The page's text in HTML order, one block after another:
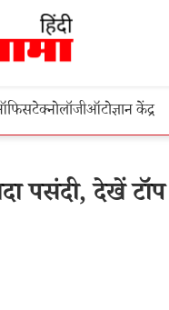
टेक्नोलॉजीऑटोज्ञान केंद्र
पसंदी, देखें टॉप